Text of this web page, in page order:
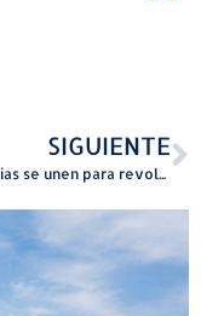
SIGUIENTE
Empresarias se unen para revolucionar el mercadeo deportivo con una nueva agencia